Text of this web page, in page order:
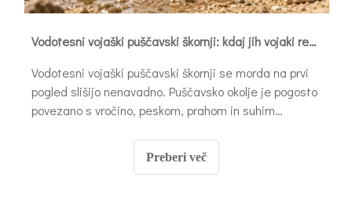
Vodotesni vojaški puščavski škornji: kdaj jih vojaki res potrebujejo
Vodotesni vojaški puščavski škornji se morda na prvi
pogled slišijo nenavadno. Puščavsko okolje je pogosto
povezano s vročino, peskom, prahom in suhim
vodotesna zaščita nepotrebna. V resnici se lahko
vojaški in taktični uporabniki soočijo z bolj zapletenimi
Preberi več